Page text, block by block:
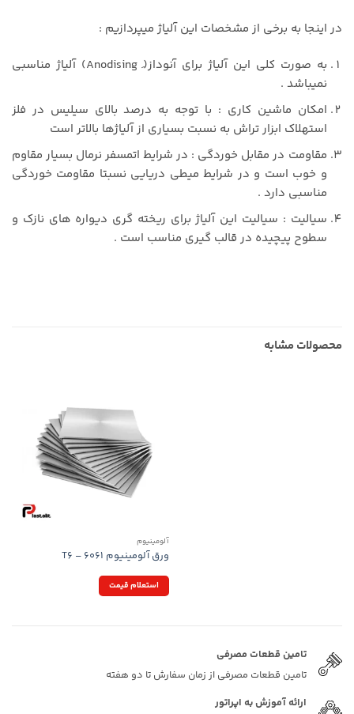
در اینجا به برخی از مشخصات این آلیاژ میپردازیم :
به صورت کلی این آلیاژ برای آنوداز(َ Anodising) آلیاژ مناسبی
نمیباشد .
امکان ماشین کاری : با توجه به درصد بالای سیلیس در فلز
استهلاک ابزار تراش به نسبت بسیاری از آلیاژها بالاتر است
مقاومت در مقابل خوردگی : در شرایط اتمسفر نرمال بسیار مقاوم
و خوب است و در شرایط میطی دریایی نسبتا مقاومت خوردگی
مناسبی دارد .
سیالیت : سیالیت این آلیاژ برای ریخته گری دیواره های نازک و
سطوح پیچیده در قالب گیری مناسب است .
محصولات مشابه
آلومینیوم
ورق آلومینیوم T6 – 6061
استعلام قیمت
تامین قطعات مصرفی
تامین قطعات مصرفی از زمان سفارش تا دو هفته
ارائه آموزش به اپراتور